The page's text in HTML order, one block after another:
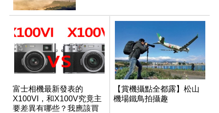
富士相機最新發表的
X100VI，和X100V究竟主
要差異有哪些？我應該買
【賞機攝點全都露】松山
機場鐵鳥拍攝趣